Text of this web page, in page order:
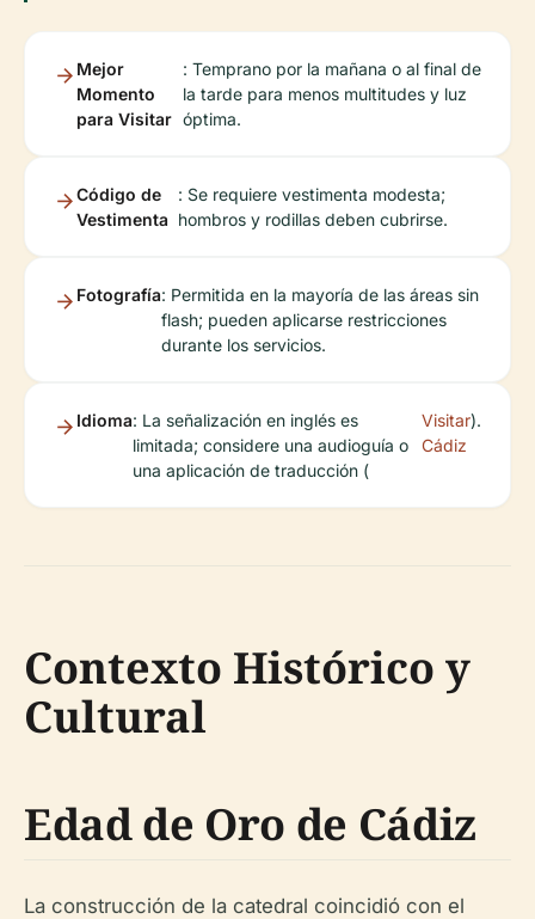
Mejor
Momento
para Visitar
: Temprano por la mañana o al final de
la tarde para menos multitudes y luz
óptima.
Código de
Vestimenta
: Se requiere vestimenta modesta;
hombros y rodillas deben cubrirse.
Fotografía: Permitida en la mayoría de las áreas sin
flash; pueden aplicarse restricciones
durante los servicios.
Idioma: La señalización en inglés es
limitada; considere una audioguía o
una aplicación de traducción (
Visitar
Cádiz
).
Contexto Histórico y
Cultural
Edad de Oro de Cádiz
La construcción de la catedral coincidió con el